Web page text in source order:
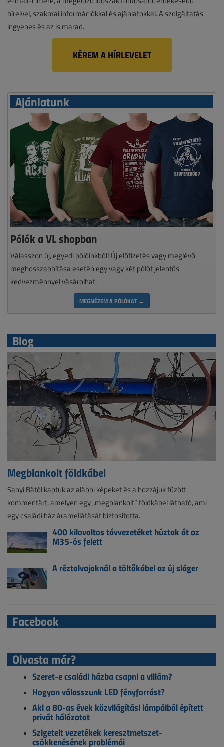
híreivel, szakmai információkkal és ajánlatokkal. A szolgáltatás
ingyenes és az is marad.
KÉREM A HÍRLEVELET
Ajánlatunk
Pólók a VL shopban
Válasszon új, egyedi pólóinkból! Új előfizetés vagy meglévő
meghosszabbítása esetén egy vagy két pólót jelentős
kedvezménnyel vásárolhat.
MEGNÉZEM A PÓLÓKAT →
Blog
Megblankolt földkábel
Sanyi Bától kaptuk az alábbi képeket és a hozzájuk fűzött
kommentárt, amelyen egy „megblankolt” földkábel látható, ami
egy családi ház áramellátását biztosította.
400 kilovoltos távvezetéket húztak át az
M35-ös felett
A réztolvajoknál a töltőkábel az új sláger
Facebook
Olvasta már?
Szeret-e családi házba csapni a villám?
Hogyan válasszunk LED fényforrást?
Aki a 80-as évek közvilágítási lámpáiból épített
privát hálózatot
Szigetelt vezetékek keresztmetszet-
csökkenésének problémái